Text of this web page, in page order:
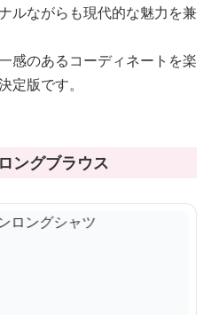
ルながらも現代的な魅力を兼
感のあるコーディネートを楽
定版です。
ングブラウス